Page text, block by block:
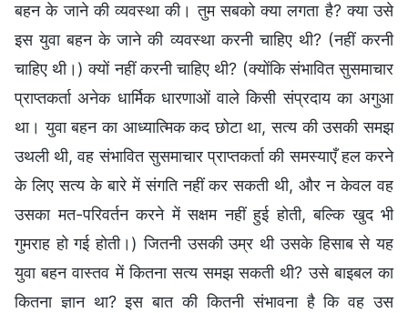
बहन के जाने की व्यवस्था की। तुम सबको क्या लगता है? क्या उसे
इस युवा बहन के जाने की व्यवस्था करनी चाहिए थी? (नहीं करनी
चाहिए थी।) क्यों नहीं करनी चाहिए थी? (क्योंकि संभावित सुसमाचार
प्राप्तकर्ता अनेक धार्मिक धारणाओं वाले किसी संप्रदाय का अगुआ
था। युवा बहन का आध्यात्मिक कद छोटा था, सत्य की उसकी समझ
उथली थी, वह संभावित सुसमाचार प्राप्तकर्ता की समस्याएँ हल करने
के लिए सत्य के बारे में संगति नहीं कर सकती थी, और न केवल वह
उसका मत-परिवर्तन करने में सक्षम नहीं हुई होती, बल्कि खुद भी
गुमराह हो गई होती।) जितनी उसकी उम्र थी उसके हिसाब से यह
युवा बहन वास्तव में कितना सत्य समझ सकती थी? उसे बाइबल का
कितना ज्ञान था? इस बात की कितनी संभावना है कि वह उस